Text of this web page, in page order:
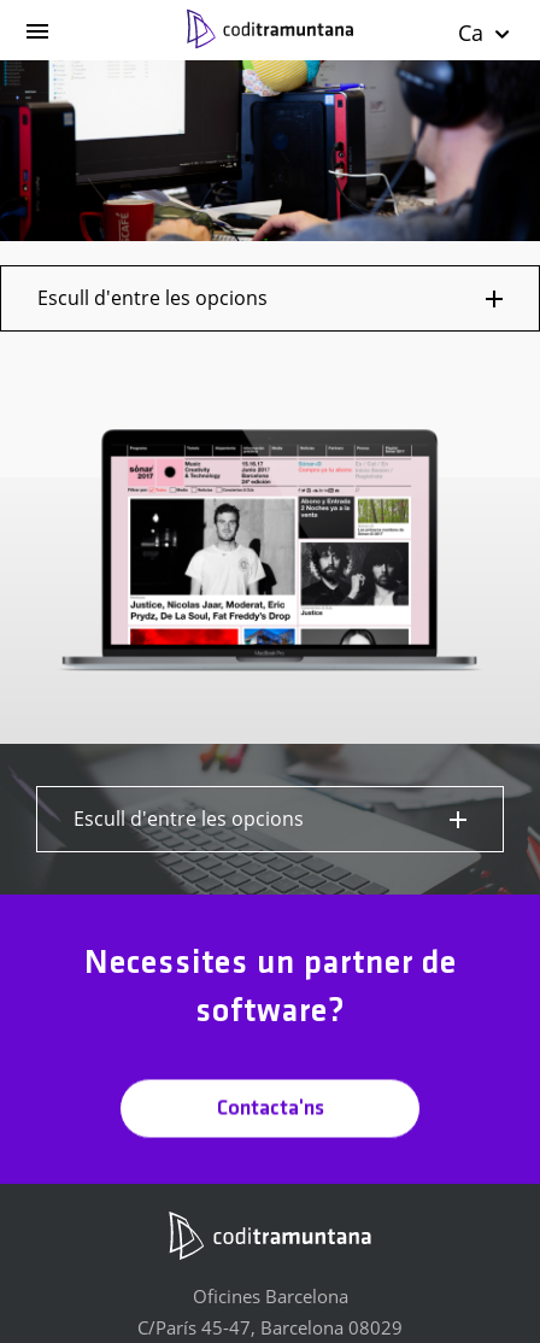
Ca
Escull d'entre les opcions
Escull d'entre les opcions
Necessites un partner de
software?
Contacta'ns
Oficines Barcelona
C/París 45-47, Barcelona 08029